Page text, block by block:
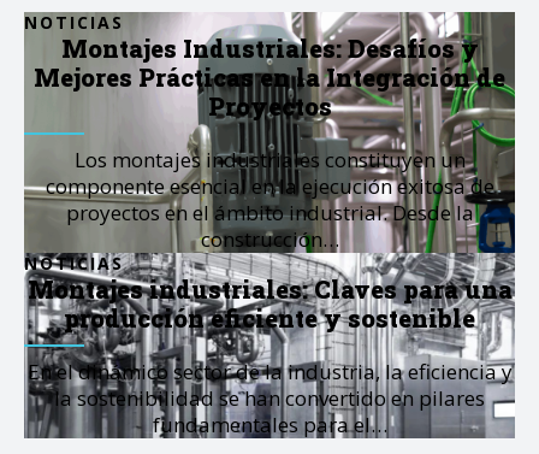
NOTICIAS
Montajes Industriales: Desafíos y
Mejores Prácticas en la Integración de
Proyectos
Los montajes industriales constituyen un
componente esencial en la ejecución exitosa de
proyectos en el ámbito industrial. Desde la
construcción…
NOTICIAS
Montajes industriales: Claves para una
producción eficiente y sostenible
En el dinámico sector de la industria, la eficiencia y
la sostenibilidad se han convertido en pilares
fundamentales para el…